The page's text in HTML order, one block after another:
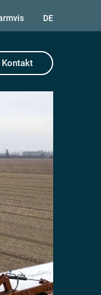
DE
Kontakt